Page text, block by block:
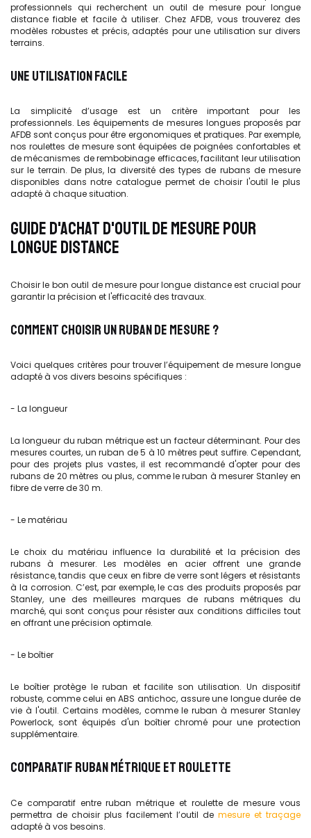
professionnels qui recherchent un outil de mesure pour longue
distance fiable et facile à utiliser. Chez AFDB, vous trouverez des
modèles robustes et précis, adaptés pour une utilisation sur divers
terrains.
UNE UTILISATION FACILE
La simplicité d’usage est un critère important pour les
professionnels. Les équipements de mesures longues proposés par
AFDB sont conçus pour être ergonomiques et pratiques. Par exemple,
nos roulettes de mesure sont équipées de poignées confortables et
de mécanismes de rembobinage efficaces, facilitant leur utilisation
sur le terrain. De plus, la diversité des types de rubans de mesure
disponibles dans notre catalogue permet de choisir l'outil le plus
adapté à chaque situation.
GUIDE D'ACHAT D'OUTIL DE MESURE POUR
LONGUE DISTANCE
Choisir le bon outil de mesure pour longue distance est crucial pour
garantir la précision et l'efficacité des travaux.
COMMENT CHOISIR UN RUBAN DE MESURE ?
Voici quelques critères pour trouver l’équipement de mesure longue
adapté à vos divers besoins spécifiques :
- La longueur
La longueur du ruban métrique est un facteur déterminant. Pour des
mesures courtes, un ruban de 5 à 10 mètres peut suffire. Cependant,
pour des projets plus vastes, il est recommandé d'opter pour des
rubans de 20 mètres ou plus, comme le ruban à mesurer Stanley en
fibre de verre de 30 m.
- Le matériau
Le choix du matériau influence la durabilité et la précision des
rubans à mesurer. Les modèles en acier offrent une grande
résistance, tandis que ceux en fibre de verre sont légers et résistants
à la corrosion. C’est, par exemple, le cas des produits proposés par
Stanley, une des meilleures marques de rubans métriques du
marché, qui sont conçus pour résister aux conditions difficiles tout
en offrant une précision optimale.
- Le boîtier
Le boîtier protège le ruban et facilite son utilisation. Un dispositif
robuste, comme celui en ABS antichoc, assure une longue durée de
vie à l'outil. Certains modèles, comme le ruban à mesurer Stanley
Powerlock, sont équipés d'un boîtier chromé pour une protection
supplémentaire.
COMPARATIF RUBAN MÉTRIQUE ET ROULETTE
Ce comparatif entre ruban métrique et roulette de mesure vous
permettra de choisir plus facilement l’outil de mesure et traçage
adapté à vos besoins.